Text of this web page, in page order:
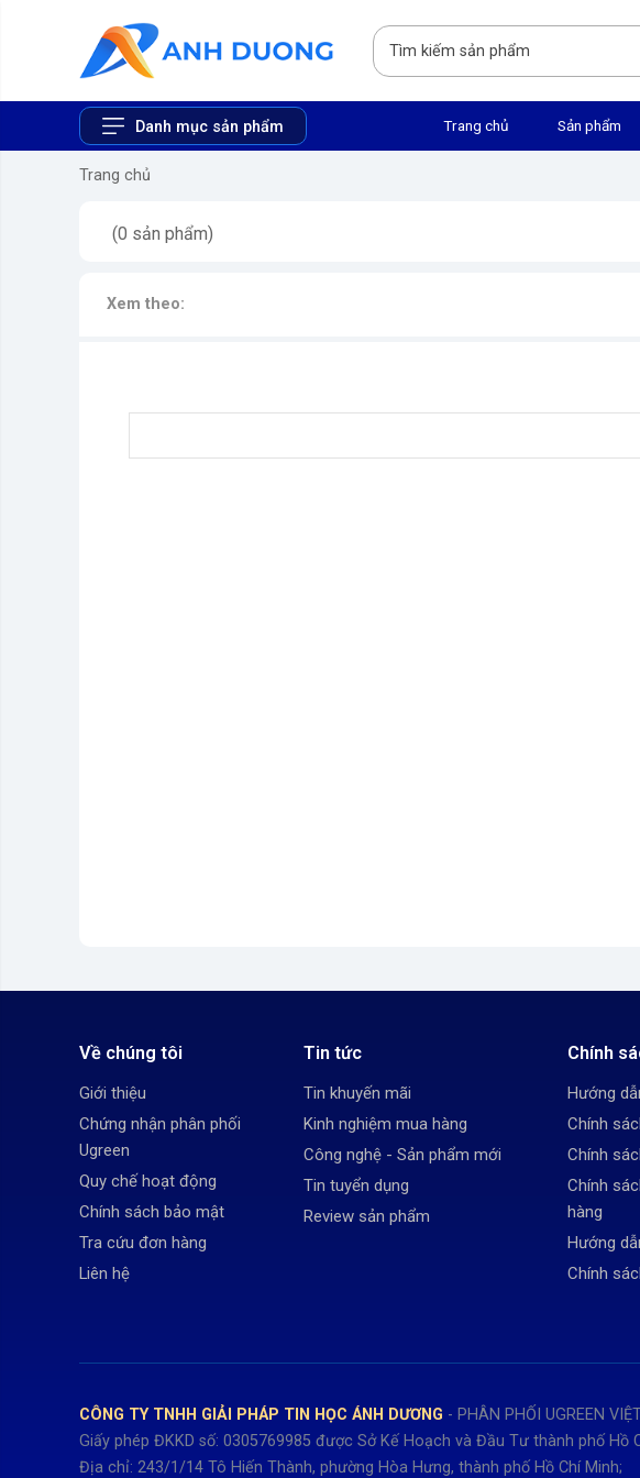
Danh mục sản phẩm Trang chủ Sản phẩm
Trang chủ
(0 sản phẩm)
Xem theo:
Về chúng tôi
Giới thiệu
Chứng nhận phân phối
Ugreen
Quy chế hoạt động
Chính sách bảo mật
Tra cứu đơn hàng
Liên hệ
Tin tức
Tin khuyến mãi
Kinh nghiệm mua hàng
Công nghệ - Sản phẩm mới
Tin tuyển dụng
Review sản phẩm
Chính
Hướng
Chính
Chính
Chính
hàng
Hướng
Chính
CÔNG TY TNHH GIẢI PHÁP TIN HỌC ÁNH DƯƠNG - PHÂN PHỐI UGREEN
Giấy phép ĐKKD số: 0305769985 được Sở Kế Hoạch và Đầu Tư thành phố Hồ
Địa chỉ: 243/1/14 Tô Hiến Thành, phường Hòa Hưng, thành phố Hồ Chí Minh;